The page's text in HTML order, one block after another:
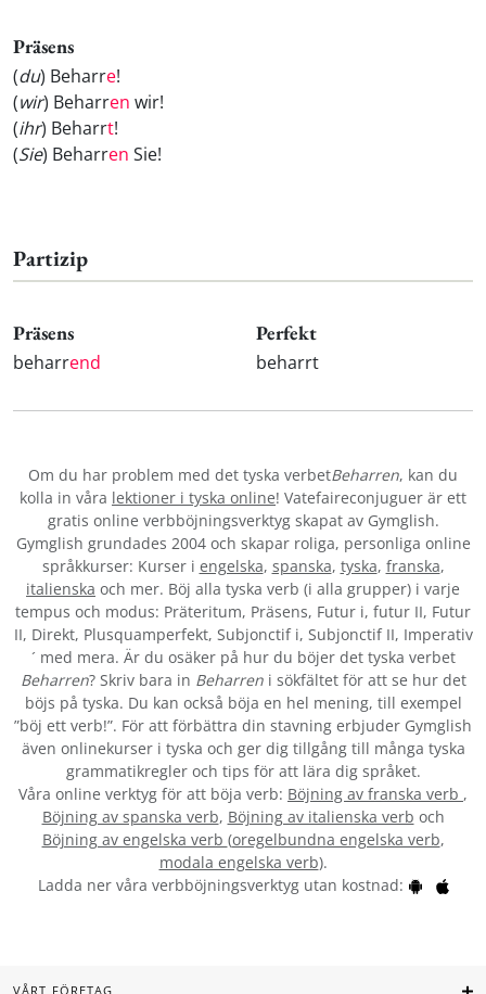
Präsens
(du) Beharre!
(wir) Beharren wir!
(ihr) Beharrt!
(Sie) Beharren Sie!
Partizip
Präsens
beharrend
Perfekt
beharrt
Om du har problem med det tyska verbetBeharren, kan du
kolla in våra lektioner i tyska online! Vatefaireconjuguer är ett
gratis online verbböjningsverktyg skapat av Gymglish.
Gymglish grundades 2004 och skapar roliga, personliga online
språkkurser: Kurser i engelska, spanska, tyska, franska,
italienska och mer. Böj alla tyska verb (i alla grupper) i varje
tempus och modus: Präteritum, Präsens, Futur i, futur II, Futur
II, Direkt, Plusquamperfekt, Subjonctif i, Subjonctif II, Imperativ
´ med mera. Är du osäker på hur du böjer det tyska verbet
Beharren? Skriv bara in Beharreni sökfältet för att se hur det
böjs på tyska. Du kan också böja en hel mening, till exempel
”böj ett verb!”. För att förbättra din stavning erbjuder Gymglish
även onlinekurser i tyska och ger dig tillgång till många tyska
grammatikregler och tips för att lära dig språket.
Våra online verktyg för att böja verb: Böjning av franska verb ,
Böjning av spanska verb, Böjning av italienska verb och
Böjning av engelska verb (oregelbundna engelska verb,
modala engelska verb).
Ladda ner våra verbböjningsverktyg utan kostnad:
VÅRT FÖRETAG